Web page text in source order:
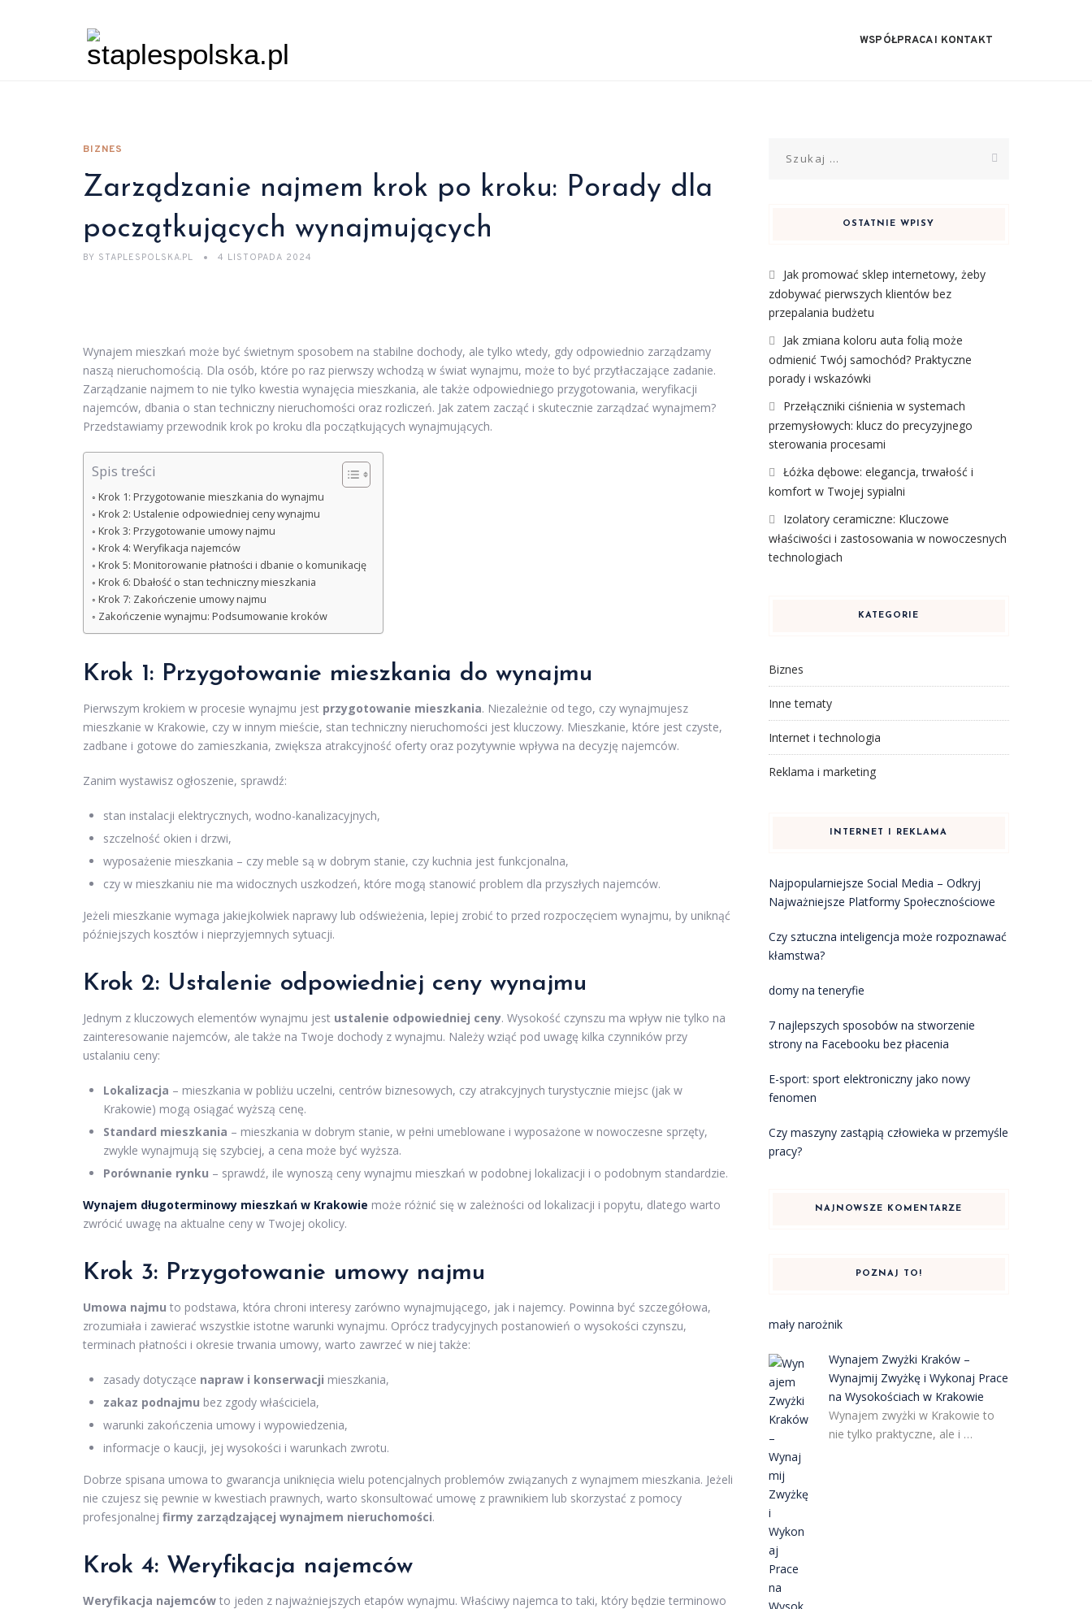
WSPÓŁPRACA I KONTAKT
BIZNES
Zarządzanie najmem krok po kroku: Porady dla
początkujących wynajmujących
BY STAPLESPOLSKA.PL 4 LISTOPADA 2024
Wynajem mieszkań może być świetnym sposobem na stabilne dochody, ale tylko wtedy, gdy odpowiednio zarządzamy
naszą nieruchomością. Dla osób, które po raz pierwszy wchodzą w świat wynajmu, może to być przytłaczające zadanie.
Zarządzanie najmem to nie tylko kwestia wynajęcia mieszkania, ale także odpowiedniego przygotowania, weryfikacji
najemców, dbania o stan techniczny nieruchomości oraz rozliczeń. Jak zatem zacząć i skutecznie zarządzać wynajmem?
Przedstawiamy przewodnik krok po kroku dla początkujących wynajmujących.
Spis treści
Krok 1: Przygotowanie mieszkania do wynajmu
Krok 2: Ustalenie odpowiedniej ceny wynajmu
Krok 3: Przygotowanie umowy najmu
Krok 4: Weryfikacja najemców
Krok 5: Monitorowanie płatności i dbanie o komunikację
Krok 6: Dbałość o stan techniczny mieszkania
Krok 7: Zakończenie umowy najmu
Zakończenie wynajmu: Podsumowanie kroków
Krok 1: Przygotowanie mieszkania do wynajmu
Pierwszym krokiem w procesie wynajmu jest przygotowanie mieszkania. Niezależnie od tego, czy wynajmujesz
mieszkanie w Krakowie, czy w innym mieście, stan techniczny nieruchomości jest kluczowy. Mieszkanie, które jest czyste,
zadbane i gotowe do zamieszkania, zwiększa atrakcyjność oferty oraz pozytywnie wpływa na decyzję najemców.
Zanim wystawisz ogłoszenie, sprawdź:
stan instalacji elektrycznych, wodno-kanalizacyjnych,
szczelność okien i drzwi,
wyposażenie mieszkania – czy meble są w dobrym stanie, czy kuchnia jest funkcjonalna,
czy w mieszkaniu nie ma widocznych uszkodzeń, które mogą stanowić problem dla przyszłych najemców.
Jeżeli mieszkanie wymaga jakiejkolwiek naprawy lub odświeżenia, lepiej zrobić to przed rozpoczęciem wynajmu, by uniknąć
późniejszych kosztów i nieprzyjemnych sytuacji.
Krok 2: Ustalenie odpowiedniej ceny wynajmu
Jednym z kluczowych elementów wynajmu jest ustalenie odpowiedniej ceny. Wysokość czynszu ma wpływ nie tylko na
zainteresowanie najemców, ale także na Twoje dochody z wynajmu. Należy wziąć pod uwagę kilka czynników przy
ustalaniu ceny:
Lokalizacja – mieszkania w pobliżu uczelni, centrów biznesowych, czy atrakcyjnych turystycznie miejsc (jak w
Krakowie) mogą osiągać wyższą cenę.
Standard mieszkania – mieszkania w dobrym stanie, w pełni umeblowane i wyposażone w nowoczesne sprzęty,
zwykle wynajmują się szybciej, a cena może być wyższa.
Porównanie rynku – sprawdź, ile wynoszą ceny wynajmu mieszkań w podobnej lokalizacji i o podobnym standardzie.
Wynajem długoterminowy mieszkań w Krakowie może różnić się w zależności od lokalizacji i popytu, dlatego warto
zwrócić uwagę na aktualne ceny w Twojej okolicy.
Krok 3: Przygotowanie umowy najmu
Umowa najmu to podstawa, która chroni interesy zarówno wynajmującego, jak i najemcy. Powinna być szczegółowa,
zrozumiała i zawierać wszystkie istotne warunki wynajmu. Oprócz tradycyjnych postanowień o wysokości czynszu,
terminach płatności i okresie trwania umowy, warto zawrzeć w niej także:
zasady dotyczące napraw i konserwacji mieszkania,
zakaz podnajmu bez zgody właściciela,
warunki zakończenia umowy i wypowiedzenia,
informacje o kaucji, jej wysokości i warunkach zwrotu.
Dobrze spisana umowa to gwarancja uniknięcia wielu potencjalnych problemów związanych z wynajmem mieszkania. Jeżeli
nie czujesz się pewnie w kwestiach prawnych, warto skonsultować umowę z prawnikiem lub skorzystać z pomocy
profesjonalnej firmy zarządzającej wynajmem nieruchomości.
Krok 4: Weryfikacja najemców
Weryfikacja najemców to jeden z najważniejszych etapów wynajmu. Właściwy najemca to taki, który będzie terminowo
OSTATNIE WPISY
Jak promować sklep internetowy, żeby
zdobywać pierwszych klientów bez
przepalania budżetu
Jak zmiana koloru auta folią może
odmienić Twój samochód? Praktyczne
porady i wskazówki
Przełączniki ciśnienia w systemach
przemysłowych: klucz do precyzyjnego
sterowania procesami
Łóżka dębowe: elegancja, trwałość i
komfort w Twojej sypialni
Izolatory ceramiczne: Kluczowe
właściwości i zastosowania w nowoczesnych
technologiach
KATEGORIE
Biznes
Inne tematy
Internet i technologia
Reklama i marketing
INTERNET I REKLAMA
Najpopularniejsze Social Media – Odkryj
Najważniejsze Platformy Społecznościowe
Czy sztuczna inteligencja może rozpoznawać
kłamstwa?
domy na teneryfie
7 najlepszych sposobów na stworzenie
strony na Facebooku bez płacenia
E-sport: sport elektroniczny jako nowy
fenomen
Czy maszyny zastąpią człowieka w przemyśle
pracy?
NAJNOWSZE KOMENTARZE
POZNAJ TO!
mały narożnik
Wynajem Zwyżki Kraków –
Wynajmij Zwyżkę i Wykonaj Prace
na Wysokościach w Krakowie
Wynajem zwyżki w Krakowie to
nie tylko praktyczne, ale i …